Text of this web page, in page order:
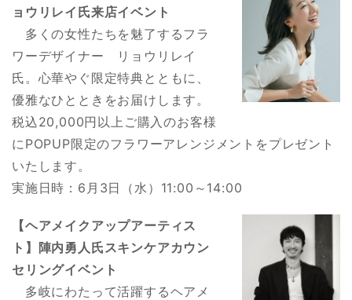
ョウリレイ氏来店イベント
多くの女性たちを魅了するフラ
ワーデザイナー リョウリレイ
氏。心華やぐ限定特典とともに、
優雅なひとときをお届けします。
税込20,000円以上ご購入のお客様
にPOPUP限定のフラワーアレンジメントをプレゼント
いたします。
実施日時：6月3日（水）11:00～14:00
【ヘアメイクアップアーティス
ト】陣内勇人氏スキンケアカウン
セリングイベント
多岐にわたって活躍するヘアメ